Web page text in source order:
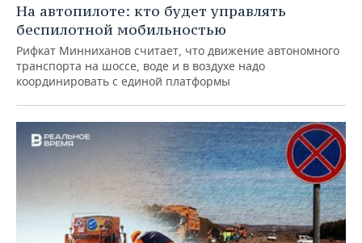
На автопилоте: кто будет управлять
беспилотной мобильностью
Рифкат Минниханов считает, что движение автономного
транспорта на шоссе, воде и в воздухе надо
координировать с единой платформы